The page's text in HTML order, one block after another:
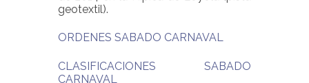
geotextil).
ORDENES SABADO CARNAVAL
CLASIFICACIONES SABADO
CARNAVAL